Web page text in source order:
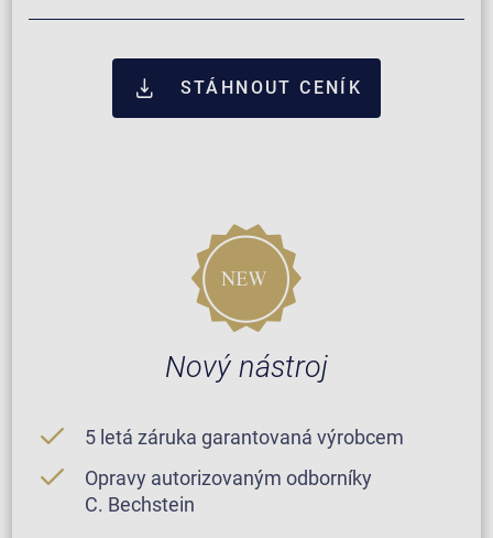
STÁHNOUT CENÍK
Nový nástroj
5 letá záruka garantovaná výrobcem
Opravy autorizovaným odborníky
C. Bechstein